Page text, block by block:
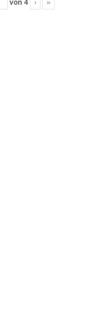
von 4 › »